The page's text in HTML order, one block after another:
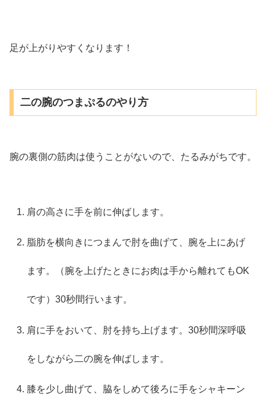
足が上がりやすくなります！
二の腕のつまぷるのやり方
腕の裏側の筋肉は使うことがないので、たるみがちです。
肩の高さに手を前に伸ばします。
脂肪を横向きにつまんで肘を曲げて、腕を上にあげ
ます。（腕を上げたときにお肉は手から離れてもOK
です）30秒間行います。
肩に手をおいて、肘を持ち上げます。30秒間深呼吸
をしながら二の腕を伸ばします。
膝を少し曲げて、脇をしめて後ろに手をシャキーン